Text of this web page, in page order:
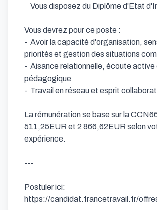
Vous devrez pour ce poste :
-	Avoir la capacité d'organisation, sens des
priorités et gestion des situations
-	Aisance relationnelle, écoute active et
pédagogique
-	Travail en réseau et esprit collaboratif
La rémunération se base sur la
511,25EUR et 2 866,62EUR selon
expérience.
---
Postuler ici:
https://candidat.francetravail.fr/